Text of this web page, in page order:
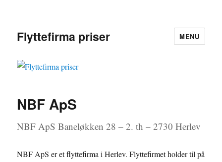
Flyttefirma priser MENU
NBF ApS
NBF ApS Baneløkken 28 – 2. th – 2730 Herlev
NBF ApS er et flyttefirma i Herlev. Flyttefirmet holder til på